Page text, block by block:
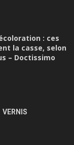
: ces
la casse, selon
– Doctissimo
VERNIS